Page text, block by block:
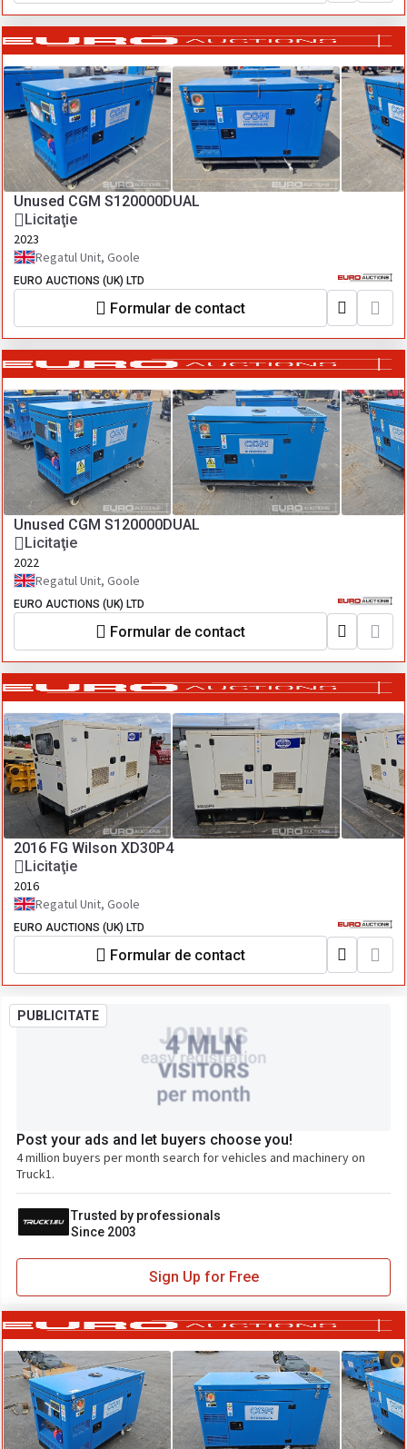
Unused CGM S120000DUAL
Licitaţie
2023
Regatul Unit, Goole
EURO AUCTIONS (UK) LTD
Formular de contact
Unused CGM S120000DUAL
Licitaţie
2022
Regatul Unit, Goole
EURO AUCTIONS (UK) LTD
Formular de contact
2016 FG Wilson XD30P4
Licitaţie
2016
Regatul Unit, Goole
EURO AUCTIONS (UK) LTD
Formular de contact
PUBLICITATE
Post your ads and let buyers choose you!
4 million buyers per month search for vehicles and machinery on
Truck1.
Trusted by professionals
Since 2003
Sign Up for Free